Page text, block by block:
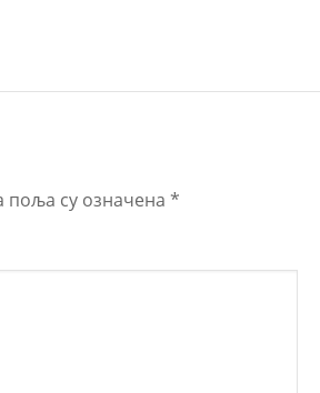
поља су означена *